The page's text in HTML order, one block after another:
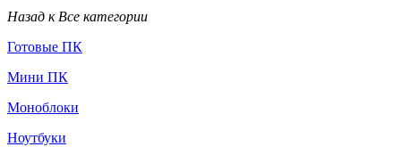
Назад к Все категории
Готовые ПК
Мини ПК
Моноблоки
Ноутбуки